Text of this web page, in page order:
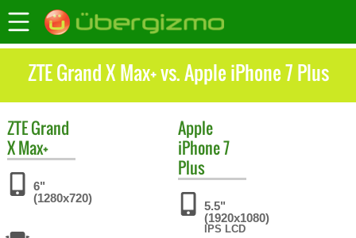
ZTE Grand X Max+ vs. Apple iPhone 7 Plus
ZTEGrand
X Max+
6"
(1280x720)
Apple
iPhone 7
Plus
5.5"
(1920x1080)
IPS LCD